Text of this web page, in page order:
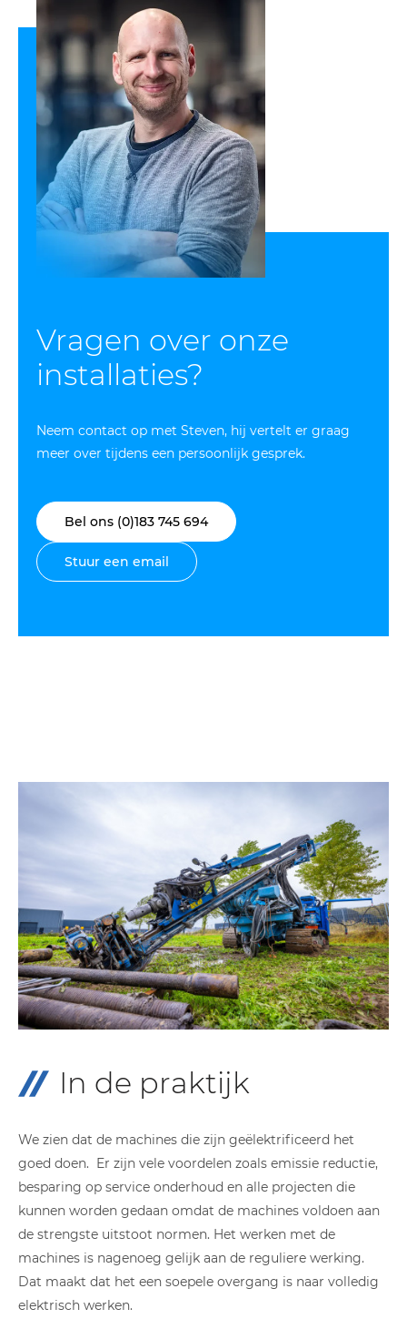
Vragen over onze
installaties?
Neem contact op met Steven, hij vertelt er graag
meer over tijdens een persoonlijk gesprek.
Bel ons (0)183 745 694
Stuur een email
In de praktijk
We zien dat de machines die zijn geëlektrificeerd het
goed doen. Er zijn vele voordelen zoals emissie reductie,
besparing op service onderhoud en alle projecten die
kunnen worden gedaan omdat de machines voldoen aan
de strengste uitstoot normen. Het werken met de
machines is nagenoeg gelijk aan de reguliere werking.
Dat maakt dat het een soepele overgang is naar volledig
elektrisch werken.